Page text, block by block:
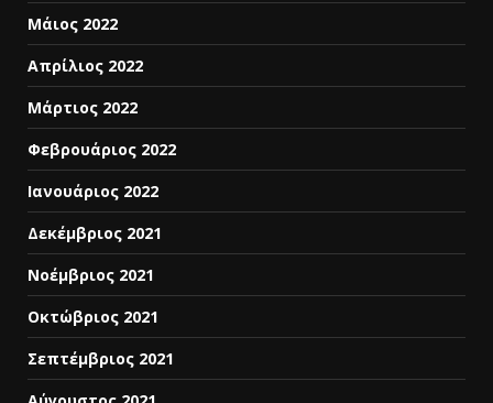
Μάιος 2022
Απρίλιος 2022
Μάρτιος 2022
Φεβρουάριος 2022
Ιανουάριος 2022
Δεκέμβριος 2021
Νοέμβριος 2021
Οκτώβριος 2021
Σεπτέμβριος 2021